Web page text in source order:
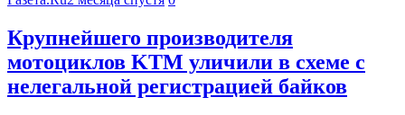
Крупнейшего производителя
мотоциклов KTM уличили в схеме с
нелегальной регистрацией байков